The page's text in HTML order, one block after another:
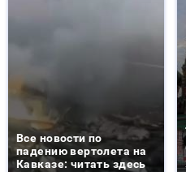
Все новости по
падению вертолета на
Кавказе: читать здесь